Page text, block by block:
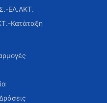
ΕΛ.ΑΚΤ.
Κατάταξη